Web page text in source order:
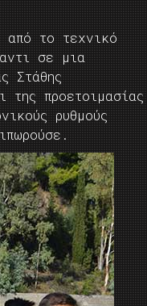
από το τεχνικό
σε μια
Στάθης
της προετοιμασίας
ρυθμούς